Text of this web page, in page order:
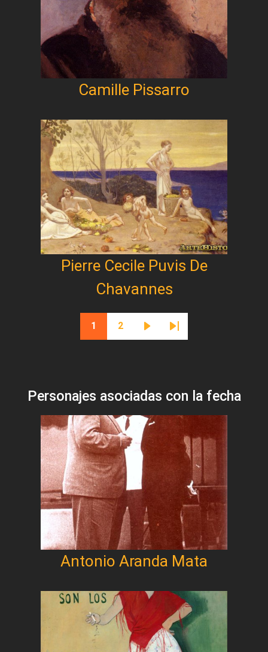
Camille Pissarro
Pierre Cecile Puvis De
Chavannes
Página actual
1
Página
2
Siguiente página
Última página
Personajes asociadas con la fecha
Antonio Aranda Mata